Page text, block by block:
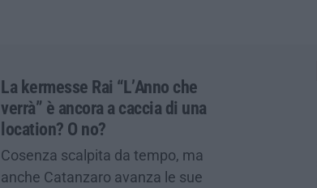
La kermesse Rai “L’Anno che
verrà” è ancora a caccia di una
location? O no?
Cosenza scalpita da tempo, ma
anche Catanzaro avanza le sue